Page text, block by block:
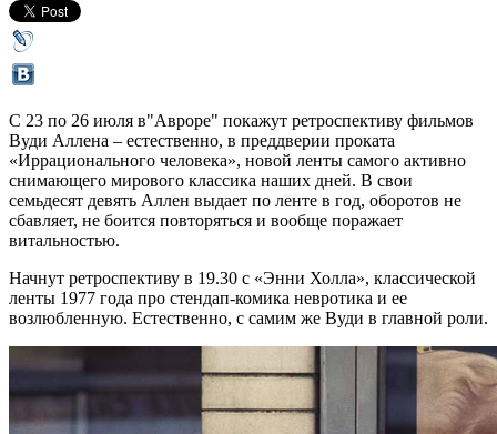
С 23 по 26 июля в"Авроре" покажут ретроспективу фильмов
Вуди Аллена – естественно, в преддверии проката
«Иррационального человека», новой ленты самого активно
снимающего мирового классика наших дней. В свои
семьдесят девять Аллен выдает по ленте в год, оборотов не
сбавляет, не боится повторяться и вообще поражает
витальностью.
Начнут ретроспективу в 19.30 с «Энни Холла», классической
ленты 1977 года про стендап-комика невротика и ее
возлюбленную. Естественно, с самим же Вуди в главной роли.